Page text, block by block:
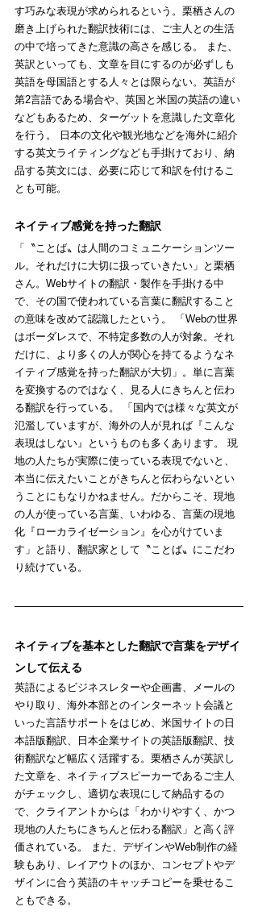
す巧みな表現が求められるという。栗栖さんの
磨き上げられた翻訳技術には、ご主人との生活
の中で培ってきた意識の高さを感じる。 また、
英訳といっても、文章を目にするのが必ずしも
英語を母国語とする人々とは限らない。英語が
第2言語である場合や、英国と米国の英語の違い
などもあるため、ターゲットを意識した文章化
を行う。 日本の文化や観光地などを海外に紹介
する英文ライティングなども手掛けており、納
品する英文には、必要に応じて和訳を付けるこ
とも可能。
ネイティブ感覚を持った翻訳
「〝ことば〟は人間のコミュニケーションツー
ル。それだけに大切に扱っていきたい」と栗栖
さん。Webサイトの翻訳・製作を手掛ける中
で、その国で使われている言葉に翻訳すること
の意味を改めて認識したという。 「Webの世界
はボーダレスで、不特定多数の人が対象。それ
だけに、より多くの人が関心を持てるようなネ
イティブ感覚を持った翻訳が大切」。単に言葉
を変換するのではなく、見る人にきちんと伝わ
る翻訳を行っている。 「国内では様々な英文が
氾濫していますが、海外の人が見れば『こんな
表現はしない』というものも多くあります。 現
地の人たちが実際に使っている表現でないと、
本当に伝えたいことがきちんと伝わらないとい
うことにもなりかねません。だからこそ、現地
の人が使っている言葉、いわゆる、言葉の現地
化『ローカライゼーション』を心がけていま
す」と語り、翻訳家として〝ことば〟にこだわ
り続けている。
ネイティブを基本とした翻訳で言葉をデザイ
ンして伝える
英語によるビジネスレターや企画書、メールの
やり取り、海外本部とのインターネット会議と
いった言語サポートをはじめ、米国サイトの日
本語版翻訳、日本企業サイトの英語版翻訳、技
術翻訳など幅広く活躍する。栗栖さんが英訳し
た文章を、ネイティブスピーカーであるご主人
がチェックし、適切な表現にして納品するの
で、クライアントからは「わかりやすく、かつ
現地の人たちにきちんと伝わる翻訳」と高く評
価されている。 また、デザインやWeb制作の経
験もあり、レイアウトのほか、コンセプトやデ
ザインに合う英語のキャッチコピーを乗せるこ
ともできる。